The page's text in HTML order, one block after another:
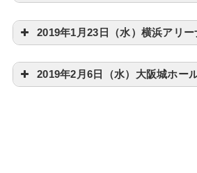
2019年1月23日（水）横浜アリー
2019年2月6日（水）大阪城ホー